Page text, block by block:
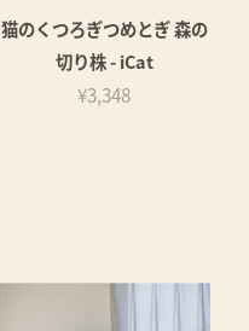
猫のくつろぎつめとぎ 森の
切り株 - iCat
¥3,348